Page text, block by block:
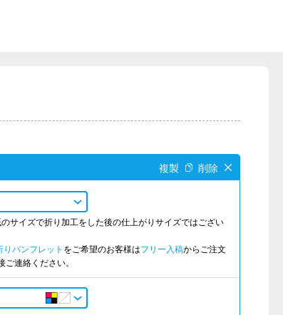
サイズで折り加工をした後の仕上がりサイズではござい
りパンフレット をご希望のお客様はフリー入稿からご注文
ご連絡ください。